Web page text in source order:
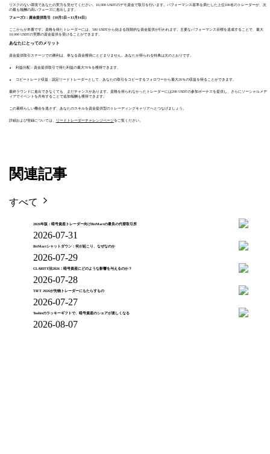
リスクのない環境であなたの実力を見せてください。10,000 USDTのデモ資金で取引を行います。パフォーマンス基準を満たした上位100名のトレーダーが、次
の最も報酬の高いフェーズに進出します。
フェーズ3：資金提供取引（10月5日～11月14日）
ここからが本番です。資格を得たトレーダーには、500 USDTから始まる段階的な資金提供が行われます。主要なパフォーマンス目標を達成することで、最大
10,000 USDTの実際の資金提供を受けることができます。
あなたにとってのメリット
資金提供取引ステージでの勝利は、単なる資金獲得にとどまりません。あなたが得られる特典は次のとおりです。
利益分配：資金提供取引で得た利益の最大70％を獲得できます。
コピートレード収益：認定リードトレーダーとして、あなたの取引をコピーするフォロワーから最大20％の収益を得ることができます。
最終ラウンドに進出できなくても、まだチャンスがあります。資格を得られなかったトレーダーには200 USDTの参加ボーナスを提供し、さらにソーシャルメデ
ィアでイベントを共有することで追加報酬も獲得できます。
この素晴らしい機会を逃さず、あなたのスキルを資金提供型のトレーディングキャリアへとつなげましょう。
詳細および登録については、 リードトレーダーチャレンジページをご覧ください。
関連記事
すべて
2026年版：暗号資産トレーダー向けBitMartの最良の代替取引所
2026-07-31
BitMartシャットダウン：何が起こり、なぜなのか
2026-07-29
CLARITY法2026：暗号資産にどのような影響を与えるのか？
2026-07-28
TIFT 2026が先物トレーダーにもたらすもの
2026-07-27
Toobitのラッキーギフトで、暗号資産のシェアが楽しくなる
2026-08-07